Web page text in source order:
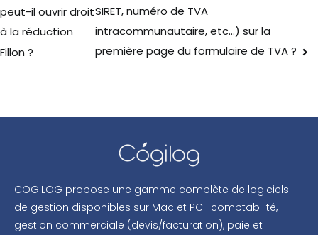
peut-il ouvrir droit
à la réduction
Fillon ?
SIRET, numéro de TVA
intracommunautaire, etc…) sur la
première page du formulaire de TVA ?
COGILOG propose une gamme complète de logiciels
de gestion disponibles sur Mac et PC : comptabilité,
gestion commerciale (devis/facturation), paie et